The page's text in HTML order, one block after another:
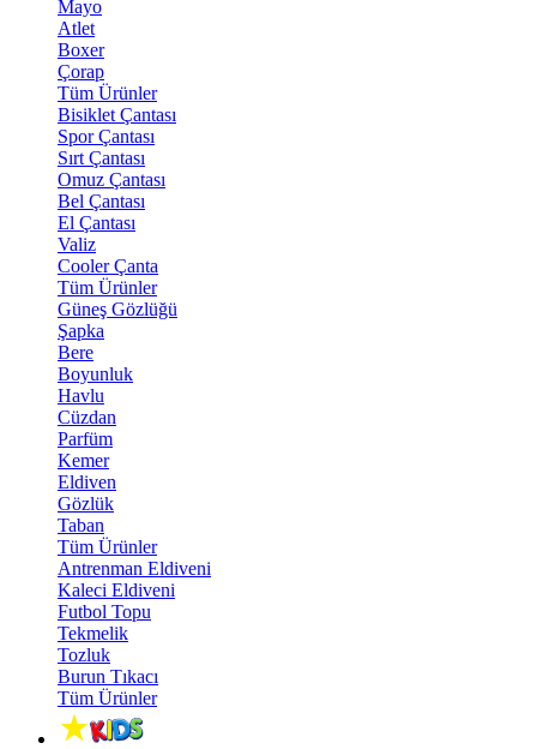
Mayo
Atlet
Boxer
Çorap
Tüm Ürünler
Bisiklet Çantası
Spor Çantası
Sırt Çantası
Omuz Çantası
Bel Çantası
El Çantası
Valiz
Cooler Çanta
Tüm Ürünler
Güneş Gözlüğü
Şapka
Bere
Boyunluk
Havlu
Cüzdan
Parfüm
Kemer
Eldiven
Gözlük
Taban
Tüm Ürünler
Antrenman Eldiveni
Kaleci Eldiveni
Futbol Topu
Tekmelik
Tozluk
Burun Tıkacı
Tüm Ürünler